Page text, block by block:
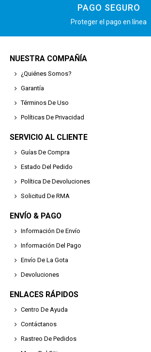
PAGO SEGURO
Proteger el pago en línea
NUESTRA COMPAÑÍA
¿Quiénes Somos?
Garantía
Términos De Uso
Políticas De Privacidad
SERVICIO AL CLIENTE
Guías De Compra
Estado Del Pedido
Política De Devoluciones
Solicitud De RMA
ENVÍO & PAGO
Información De Envío
Información Del Pago
Envío De La Gota
Devoluciones
ENLACES RÁPIDOS
Centro De Ayuda
Contáctanos
Rastreo De Pedidos